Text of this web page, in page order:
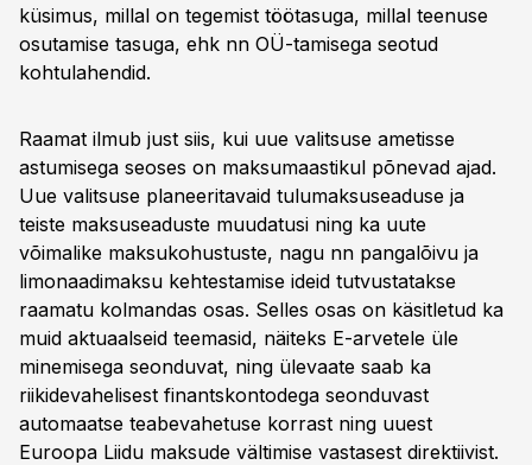
küsimus, millal on tegemist töötasuga, millal teenuse
osutamise tasuga, ehk nn OÜ-tamisega seotud
kohtulahendid.
Raamat ilmub just siis, kui uue valitsuse ametisse
astumisega seoses on maksumaastikul põnevad ajad.
Uue valitsuse planeeritavaid tulumaksuseaduse ja
teiste maksuseaduste muudatusi ning ka uute
võimalike maksukohustuste, nagu nn pangalõivu ja
limonaadimaksu kehtestamise ideid tutvustatakse
raamatu kolmandas osas. Selles osas on käsitletud ka
muid aktuaalseid teemasid, näiteks E-arvetele üle
minemisega seonduvat, ning ülevaate saab ka
riikidevahelisest finantskontodega seonduvast
automaatse teabevahetuse korrast ning uuest
Euroopa Liidu maksude vältimise vastasest direktiivist.